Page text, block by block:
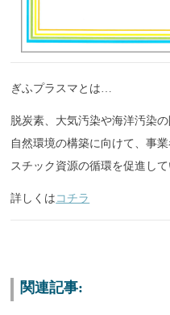
ぎふプラスマとは…
脱炭素、大気汚染や海洋汚染
自然環境の構築に向けて、事
スチック資源の循環を促進して
詳しくは コチラ
関連記事: